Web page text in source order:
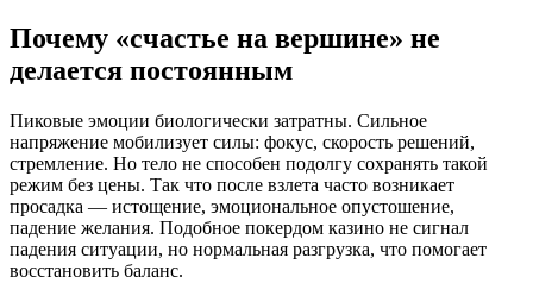
Почему «счастье на вершине» не
делается постоянным
Пиковые эмоции биологически затратны. Сильное
напряжение мобилизует силы: фокус, скорость решений,
стремление. Но тело не способен подолгу сохранять такой
режим без цены. Так что после взлета часто возникает
просадка — истощение, эмоциональное опустошение,
падение желания. Подобное покердом казино не сигнал
падения ситуации, но нормальная разгрузка, что помогает
восстановить баланс.